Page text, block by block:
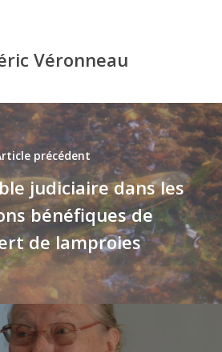
Véronneau
précédent
judiciaire dans les
bénéfiques de
de lamproies